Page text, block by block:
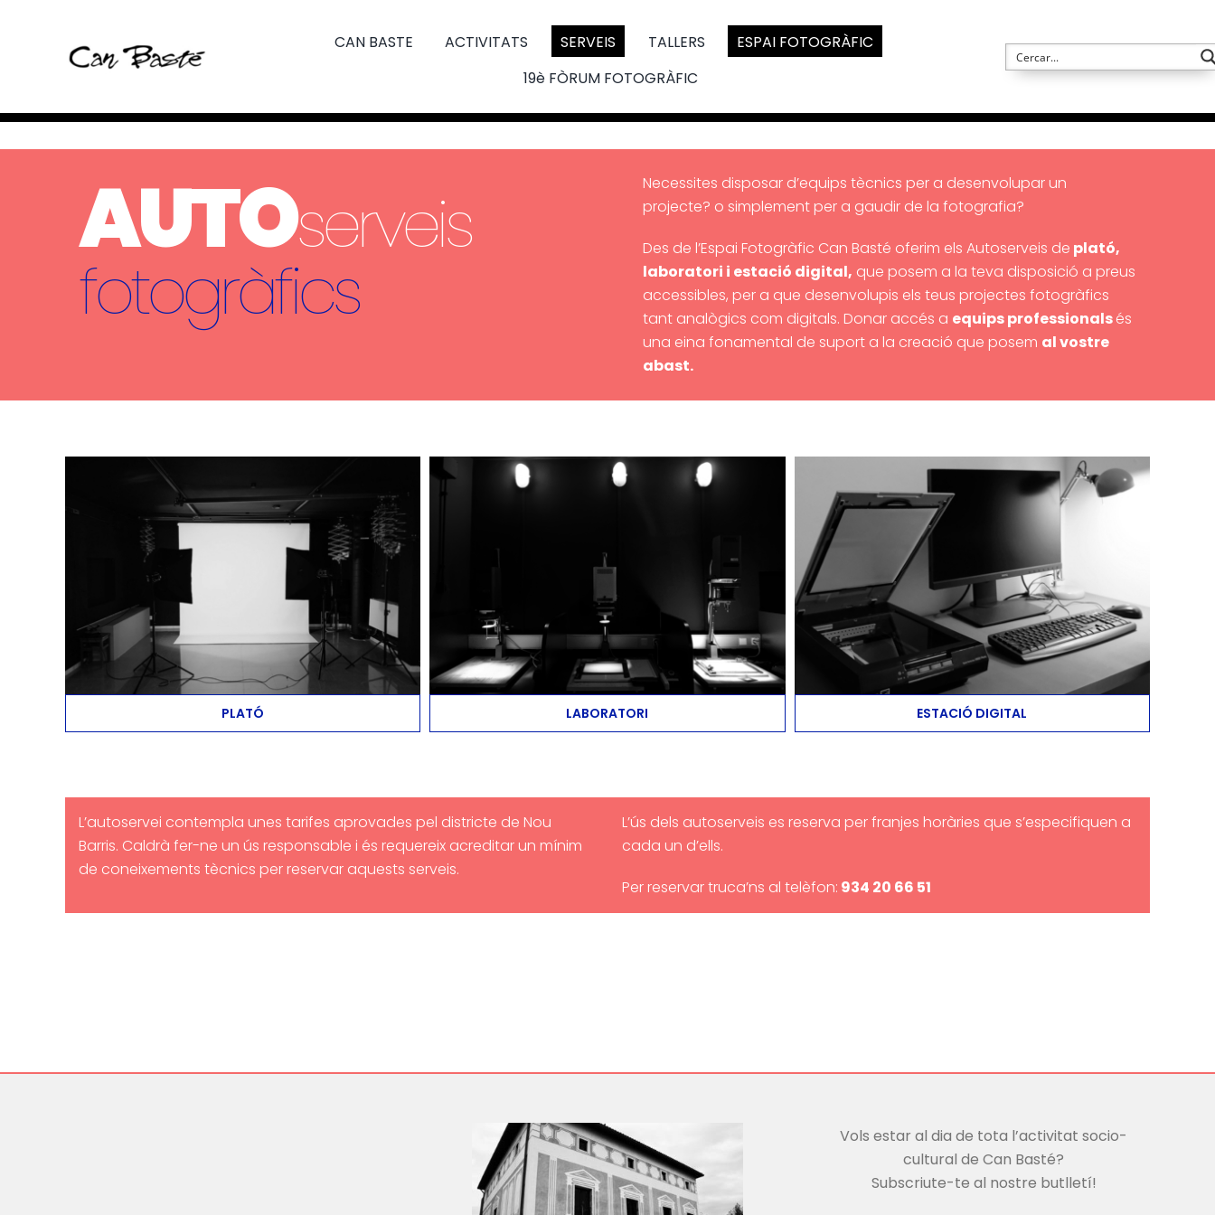
CAN BASTE ACTIVITATS SERVEIS TALLERS
ESPAI FOTOGRÀFIC
19è FÒRUM FOTOGRÀFIC
AUTOserveis
fotogràfics
Necessites disposar d’equips tècnics per a desenvolupar un
projecte? o simplement per a gaudir de la fotografia?
Des de l’Espai Fotogràfic Can Basté oferim els Autoserveis de plató,
laboratori i estació digital, que posem a la teva disposició a preus
accessibles, per a que desenvolupis els teus projectes fotogràfics
tant analògics com digitals. Donar accés a equips professionalsés
una eina fonamental de suport a la creació que posem al vostre
abast.
PLATÓ LABORATORI ESTACIÓ DIGITAL
L’autoservei contempla unes tarifes aprovades pel districte de Nou
Barris. Caldrà fer-ne un ús responsable i és requereix acreditar un mínim
de coneixements tècnics per reservar aquests serveis.
L’ús dels autoserveis es reserva per franjes horàries que s’especifiquen a
cada un d’ells.
Per reservar truca’ns al telèfon: 934 20 66 51
Vols estar al dia de tota l’activitat socio-
cultural de Can Basté?
Subscriute-te al nostre butlletí!